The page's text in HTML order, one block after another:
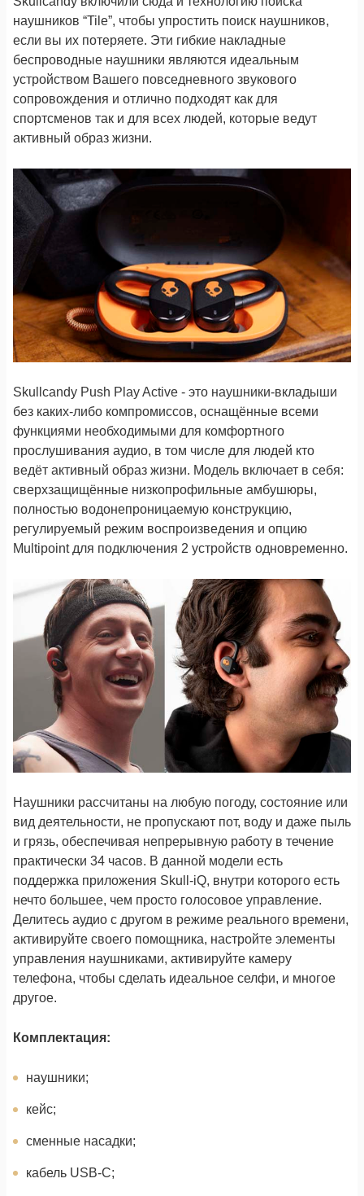
наушников “Tile”, чтобы упростить поиск наушников,
если вы их потеряете. Эти гибкие накладные
беспроводные наушники являются идеальным
устройством Вашего повседневного звукового
сопровождения и отлично подходят как для
спортсменов так и для всех людей, которые ведут
активный образ жизни.
Skullcandy Push Play Active - это наушники-вкладыши
без каких-либо компромиссов, оснащённые всеми
функциями необходимыми для комфортного
прослушивания аудио, в том числе для людей кто
ведёт активный образ жизни. Модель включает в себя:
сверхзащищённые низкопрофильные амбушюры,
полностью водонепроницаемую конструкцию,
регулируемый режим воспроизведения и опцию
Multipoint для подключения 2 устройств одновременно.
Наушники рассчитаны на любую погоду, состояние или
вид деятельности, не пропускают пот, воду и даже пыль
и грязь, обеспечивая непрерывную работу в течение
практически 34 часов. В данной модели есть
поддержка приложения Skull-iQ, внутри которого есть
нечто большее, чем просто голосовое управление.
Делитесь аудио с другом в режиме реального времени,
активируйте своего помощника, настройте элементы
управления наушниками, активируйте камеру
телефона, чтобы сделать идеальное селфи, и многое
другое.
Комплектация:
наушники;
кейс;
сменные насадки;
кабель USB-C;